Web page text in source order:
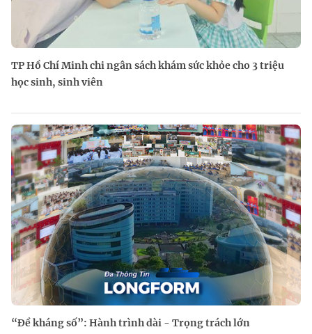
TP Hồ Chí Minh chi ngân sách khám sức khỏe cho 3 triệu
học sinh, sinh viên
“Đề kháng số”: Hành trình dài - Trọng trách lớn